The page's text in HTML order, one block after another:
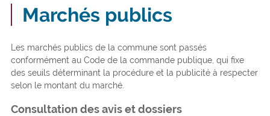
Marchés publics
Les marchés publics de la commune sont passés
conformément au Code de la commande publique, qui fixe
des seuils déterminant la procédure et la publicité à respecter
selon le montant du marché.
Consultation des avis et dossiers